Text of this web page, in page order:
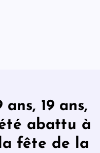
19 ans,
abattu à
fête de la